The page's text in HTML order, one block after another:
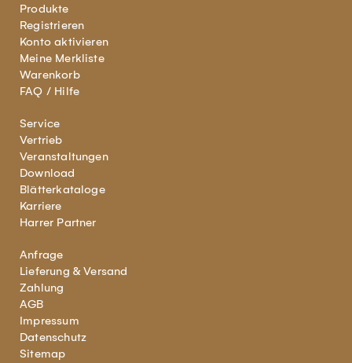
Produkte
Registrieren
Konto aktivieren
Meine Merkliste
Warenkorb
FAQ / Hilfe
Service
Vertrieb
Veranstaltungen
Download
Blätterkataloge
Karriere
Harrer Partner
Anfrage
Lieferung & Versand
Zahlung
AGB
Impressum
Datenschutz
Sitemap